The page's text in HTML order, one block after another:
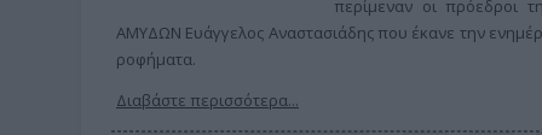
περίμεναν οι πρόεδροι
ΑΜΥΔΩΝ Ευάγγελος Αναστασιάδης που έκανε την
ροφήματα.
Διαβάστε περισσότερα...